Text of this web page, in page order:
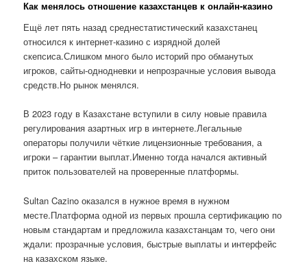
Как менялось отношение казахстанцев к онлайн-казино
Ещё лет пять назад среднестатистический казахстанец
относился к интернет-казино с изрядной долей
скепсиса.Слишком много было историй про обманутых
игроков, сайты-однодневки и непрозрачные условия вывода
средств.Но рынок менялся.
В 2023 году в Казахстане вступили в силу новые правила
регулирования азартных игр в интернете.Легальные
операторы получили чёткие лицензионные требования, а
игроки – гарантии выплат.Именно тогда начался активный
приток пользователей на проверенные платформы.
Sultan Cazino оказался в нужное время в нужном
месте.Платформа одной из первых прошла сертификацию по
новым стандартам и предложила казахстанцам то, чего они
ждали: прозрачные условия, быстрые выплаты и интерфейс
на казахском языке.